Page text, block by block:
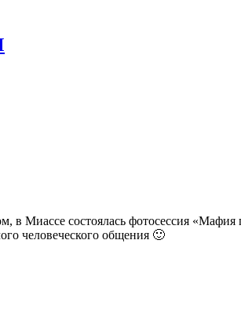
в Миассе состоялась фотосессия
человеческого общения 🙂